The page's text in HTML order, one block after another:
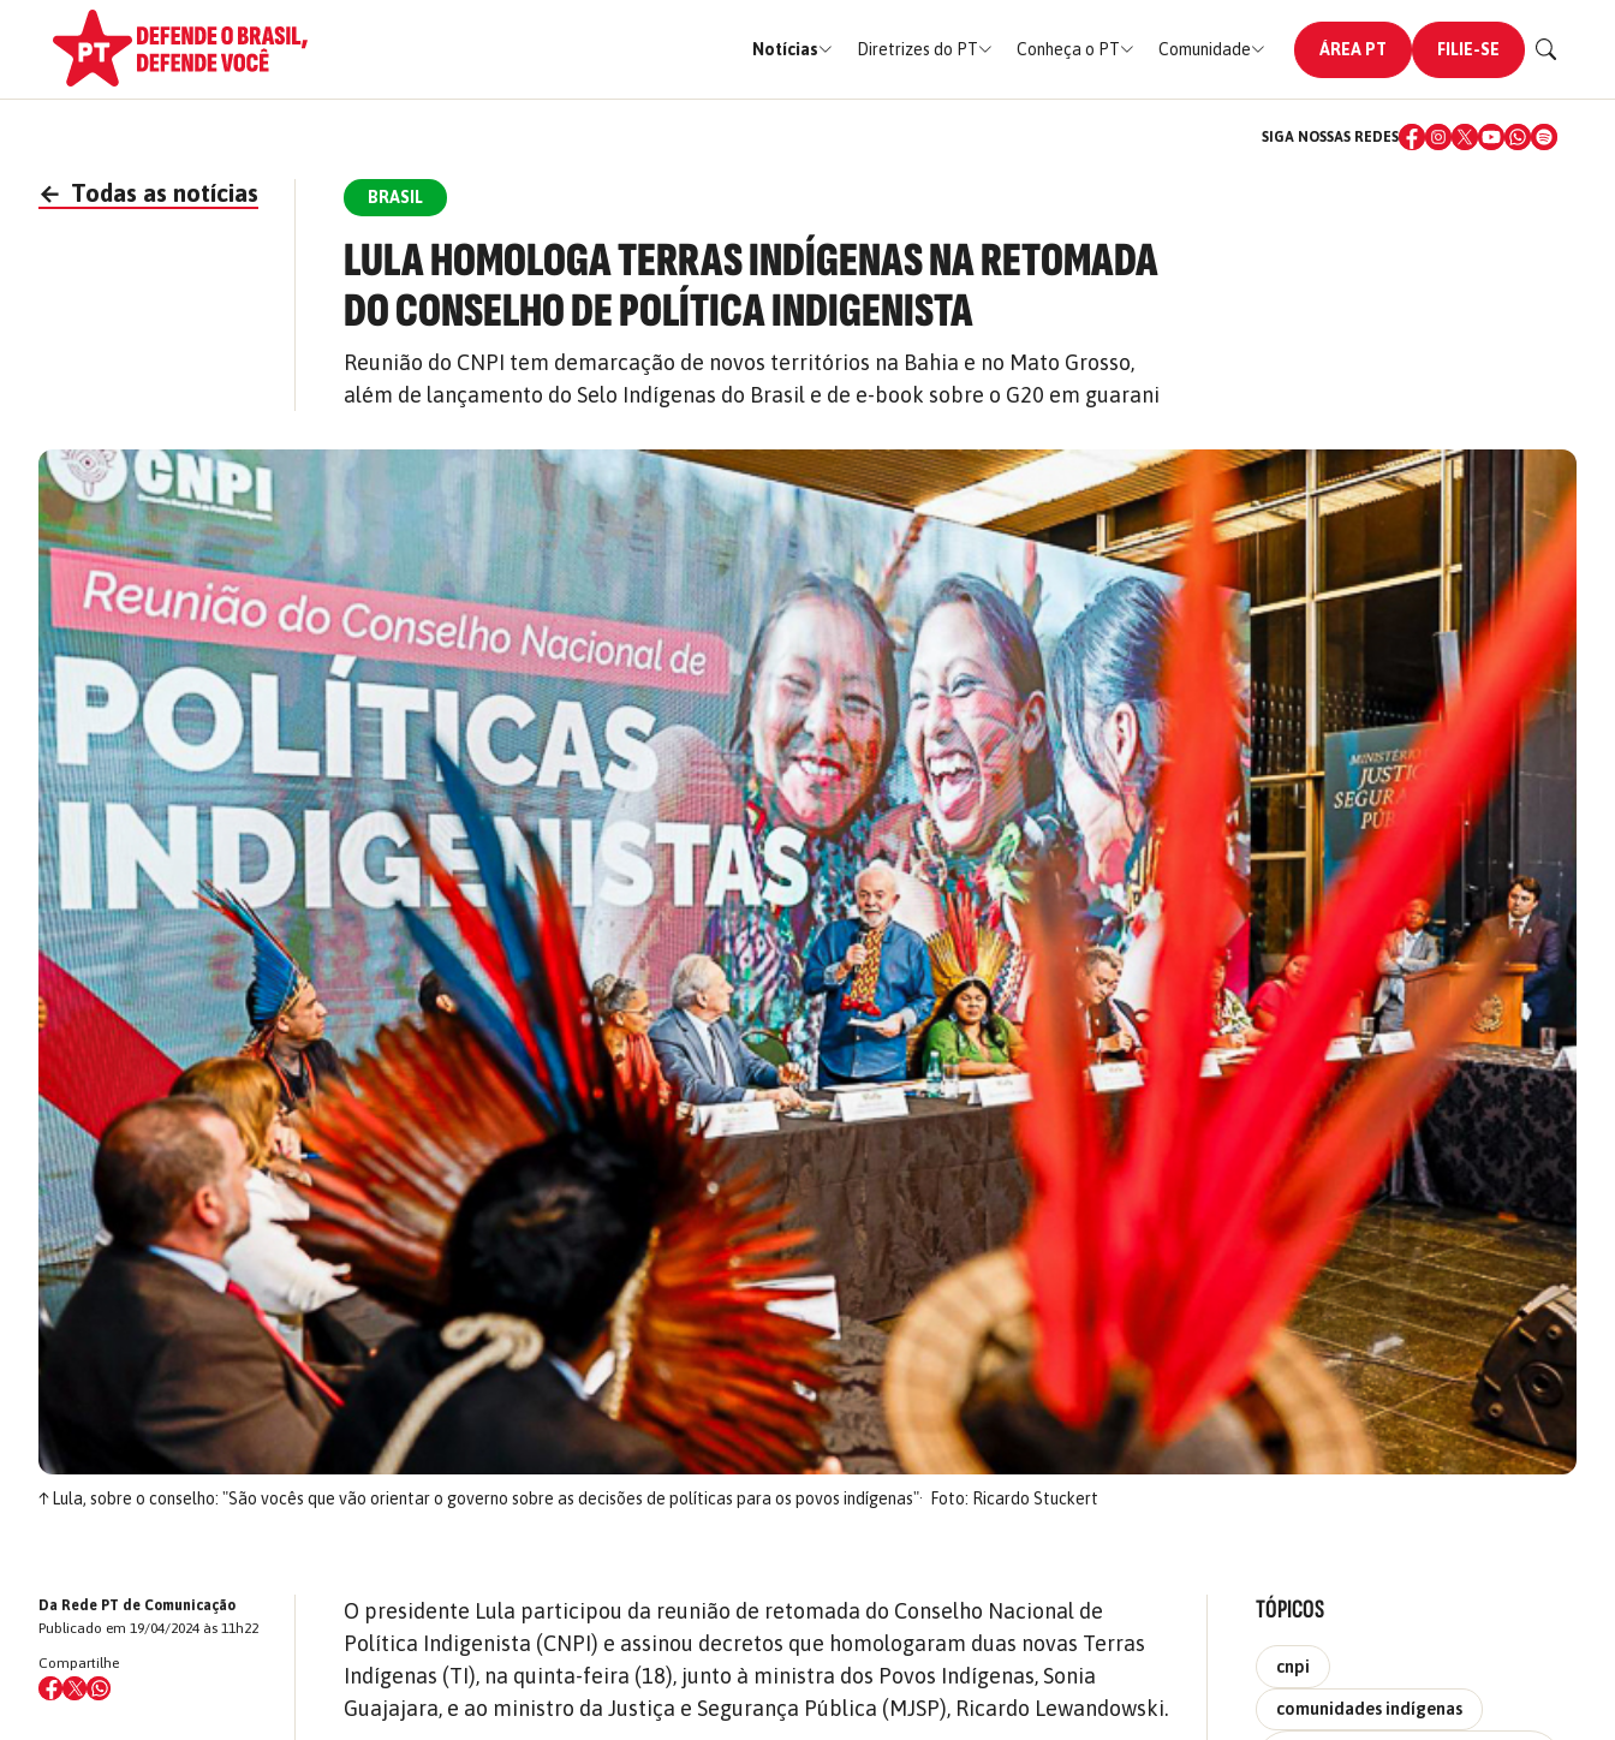
Notícias Diretrizes do PT Conheça o PT Comunidade ÁREA PT FILIE-SE
SIGA NOSSAS REDES
← Todas as notícias BRASIL
LULA HOMOLOGA TERRAS INDÍGENAS NA RETOMADA
DO CONSELHO DE POLÍTICA INDIGENISTA
Reunião do CNPI tem demarcação de novos territórios na Bahia e no Mato Grosso,
além de lançamento do Selo Indígenas do Brasil e de e-book sobre o G20 em guarani
↑Lula, sobre o conselho: "São vocês que vão orientar o governo sobre as decisões de políticas para os povos indígenas" Foto: Ricardo Stuckert
Da Rede PT de Comunicação
Publicado em 19/04/2024 às 11h22
Compartilhe
O presidente Lula participou da reunião de retomada do Conselho Nacional de
Política Indigenista (CNPI) e assinou decretos que homologaram duas novas Terras
Indígenas (TI), na quinta-feira (18), junto à ministra dos Povos Indígenas, Sonia
Guajajara, e ao ministro da Justiça e Segurança Pública (MJSP), Ricardo Lewandowski.
TÓPICOS
cnpi
comunidades indígenas